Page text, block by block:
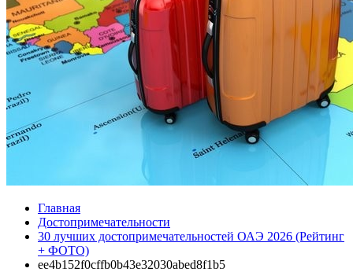
Главная
Достопримечательности
30 лучших достопримечательностей ОАЭ 2026 (Рейтинг
+ ФОТО)
ee4b152f0cffb0b43e32030abed8f1b5